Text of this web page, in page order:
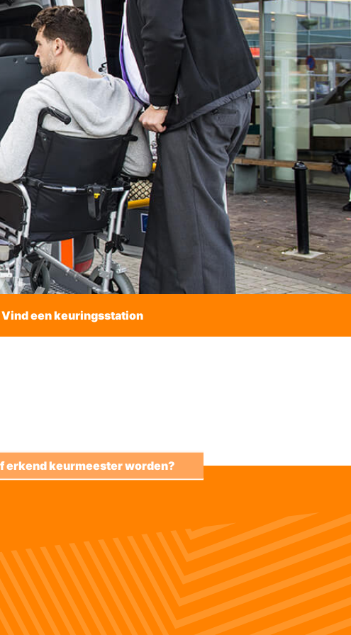
Vind een keuringsstation
erkend keurmeester worden?